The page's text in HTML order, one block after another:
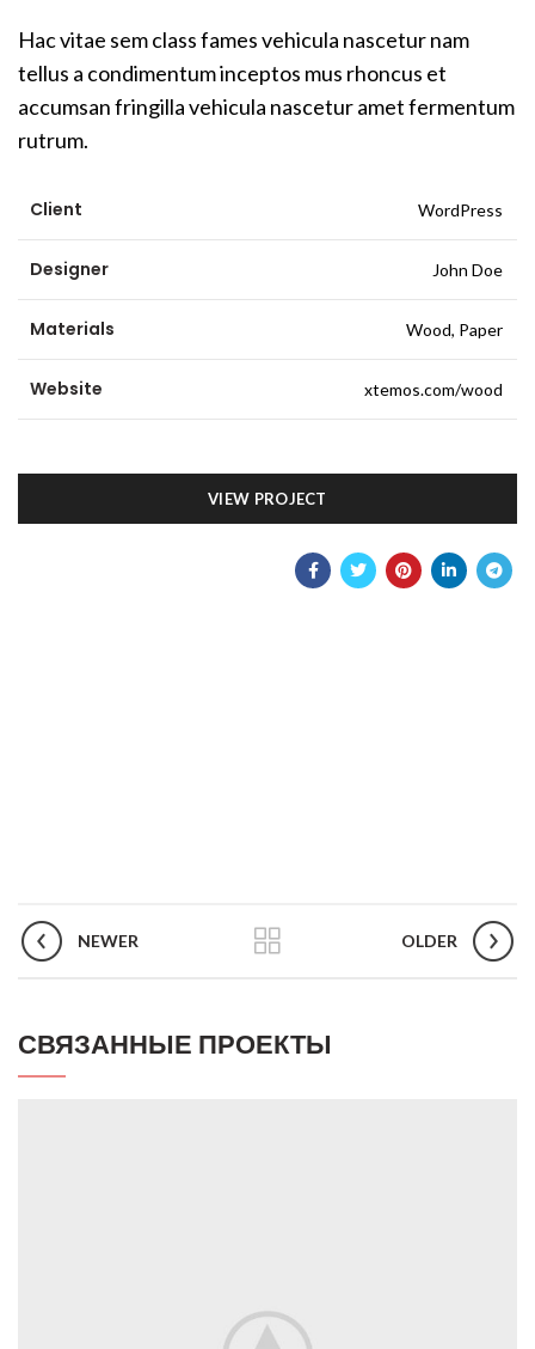
Hac vitae sem class fames vehicula nascetur nam
tellus a condimentum inceptos mus rhoncus et
accumsan fringilla vehicula nascetur amet fermentum
rutrum.
Client WordPress
Designer John Doe
Materials Wood, Paper
Website xtemos.com/wood
VIEW PROJECT
NEWER OLDER
СВЯЗАННЫЕ ПРОЕКТЫ